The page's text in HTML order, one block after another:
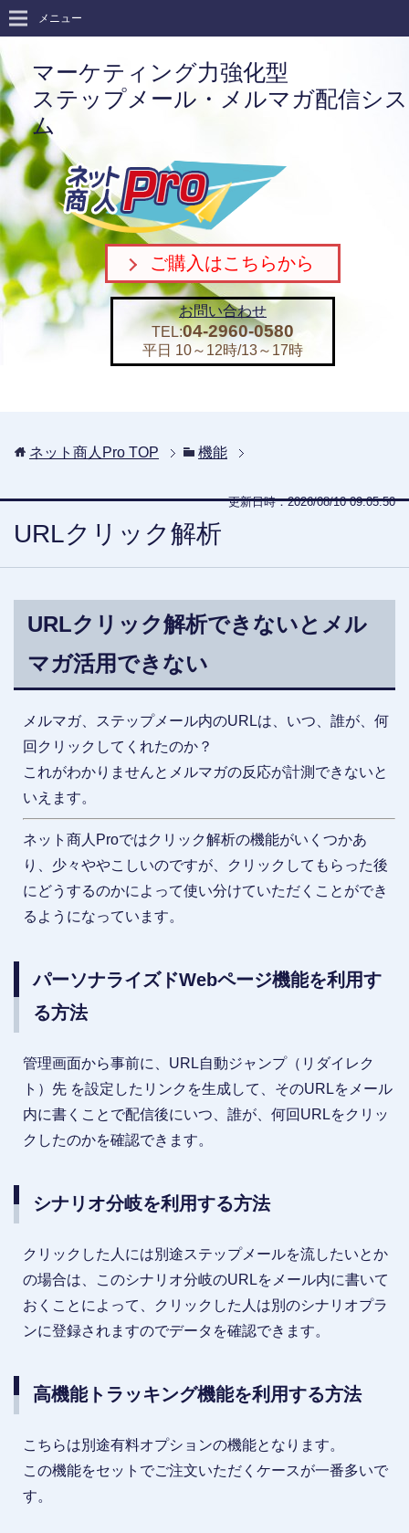
マーケティング力強化型
ステップメール・メルマガ配信シ
ム
ご購入はこちらから
お問い合わせ
TEL:04-2960-0580
平日 10～12時/13～17時
メニュー
ネット商人Pro TOP 機能
更新日時：2026/08/10 09:05:50
URLクリック解析
URLクリック解析できないとメル
マガ活用できない
メルマガ、ステップメール内のURLは、いつ、誰が、何
回クリックしてくれたのか？
これがわかりませんとメルマガの反応が計測できないと
いえます。
ネット商人Proではクリック解析の機能がいくつかあ
り、少々ややこしいのですが、クリックしてもらった後
にどうするのかによって使い分けていただくことができ
るようになっています。
パーソナライズドWebページ機能を利用す
る方法
管理画面から事前に、URL自動ジャンプ（リダイレク
ト）先 を設定したリンクを生成して、そのURLをメール
内に書くことで配信後にいつ、誰が、何回URLをクリッ
クしたのかを確認できます。
シナリオ分岐を利用する方法
クリックした人には別途ステップメールを流したいとか
の場合は、このシナリオ分岐のURLをメール内に書いて
おくことによって、クリックした人は別のシナリオプラ
ンに登録されますのでデータを確認できます。
高機能トラッキング機能を利用する方法
こちらは別途有料オプションの機能となります。
この機能をセットでご注文いただくケースが一番多いで
す。